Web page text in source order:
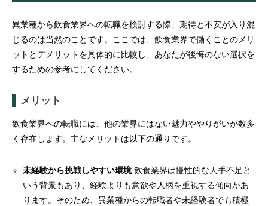
異業種から飲食業界への転職を検討する際、期待と不安が入り混
じるのは当然のことです。ここでは、飲食業界で働くことのメリ
ットとデメリットを具体的に比較し、あなたが後悔のない選択を
するための参考にしてください。
メリット
飲食業界への転職には、他の業界にはない魅力ややりがいが数多
く存在します。主なメリットは以下の通りです。
未経験から挑戦しやすい環境飲食業界は慢性的な人手不足と
いう背景もあり、経験よりも意欲や人柄を重視する傾向があ
ります。そのため、異業種からの転職者や未経験者でも積極